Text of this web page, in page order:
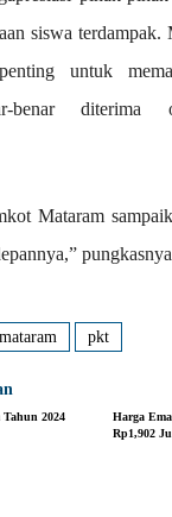
siswa terdampak.
untuk
benar
Mataram
mataram pkt
Tahun 2024
Harga
Rp1,902